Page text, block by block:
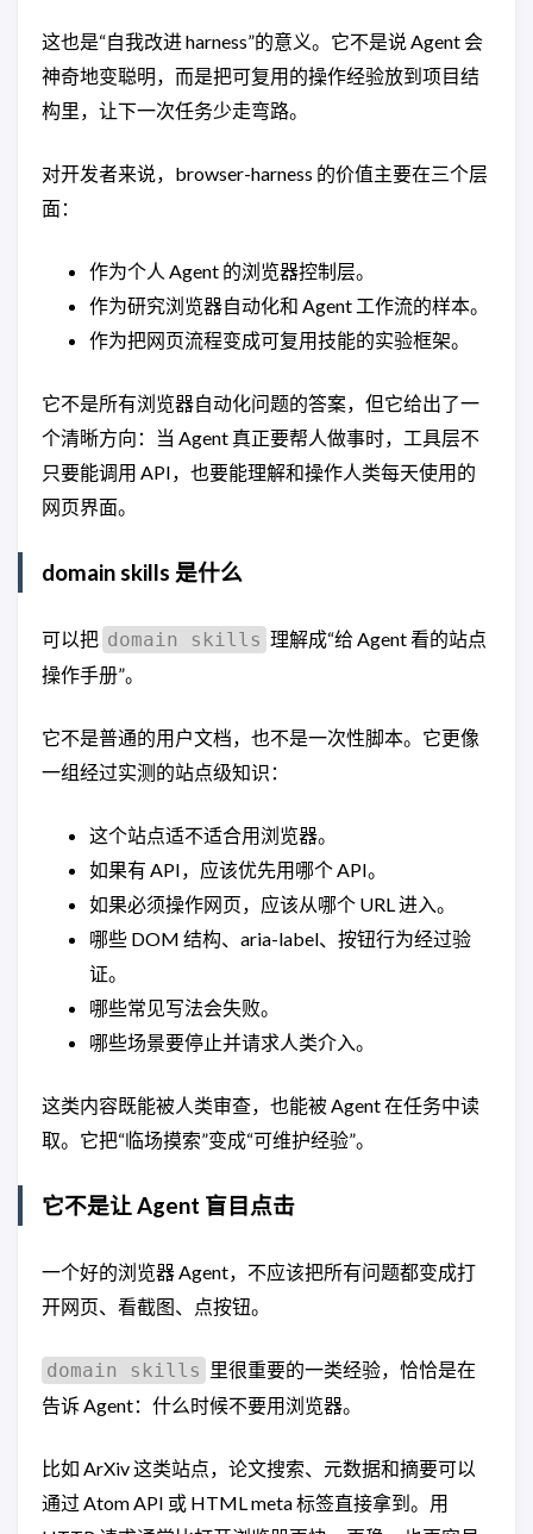
这也是“自我改进 harness”的意义。它不是说 Agent 会
神奇地变聪明，而是把可复用的操作经验放到项目结
构里，让下一次任务少走弯路。
对开发者来说，browser-harness 的价值主要在三个层
面：
作为个人 Agent 的浏览器控制层。
作为研究浏览器自动化和 Agent 工作流的样本。
作为把网页流程变成可复用技能的实验框架。
它不是所有浏览器自动化问题的答案，但它给出了一
个清晰方向：当 Agent 真正要帮人做事时，工具层不
只要能调用 API，也要能理解和操作人类每天使用的
网页界面。
domain skills 是什么
可以把 domain skills 理解成“给 Agent 看的站点
操作手册”。
它不是普通的用户文档，也不是一次性脚本。它更像
一组经过实测的站点级知识：
这个站点适不适合用浏览器。
如果有 API，应该优先用哪个 API。
如果必须操作网页，应该从哪个 URL 进入。
哪些 DOM 结构、aria-label、按钮行为经过验
证。
哪些常见写法会失败。
哪些场景要停止并请求人类介入。
这类内容既能被人类审查，也能被 Agent 在任务中读
取。它把“临场摸索”变成“可维护经验”。
它不是让 Agent 盲目点击
一个好的浏览器 Agent，不应该把所有问题都变成打
开网页、看截图、点按钮。
domain skills 里很重要的一类经验，恰恰是在
告诉 Agent：什么时候不要用浏览器。
比如 ArXiv 这类站点，论文搜索、元数据和摘要可以
通过 Atom API 或 HTML meta 标签直接拿到。用